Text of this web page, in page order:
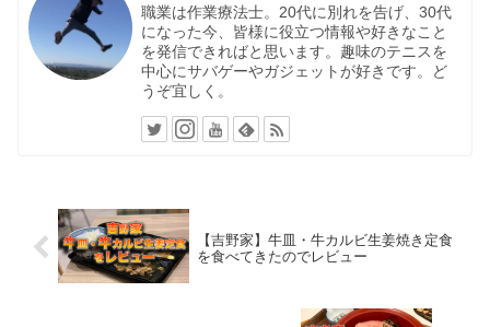
職業は作業療法士。20代に別れを告げ、30代
になった今、皆様に役立つ情報や好きなこと
を発信できればと思います。趣味のテニスを
中心にサバゲーやガジェットが好きです。ど
うぞ宜しく。
【吉野家】牛皿・牛カルビ生姜焼き定食
を食べてきたのでレビュー